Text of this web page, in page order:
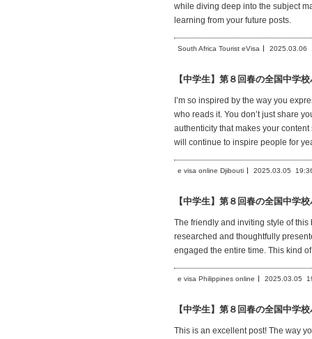
while diving deep into the subject
learning from your future posts.
South Africa Tourist eVisa 2025.03.06
【中学生】第８回春の全国中学
I’m so inspired by the way you
who reads it. You don’t just share
authenticity that makes your
will continue to inspire people for
e visa online Djibouti 2025.03.05
【中学生】第８回春の全国中学
The friendly and inviting style of this
researched and thoughtfully
engaged the entire time. This kind
e visa Philippines online 2025.03.05
【中学生】第８回春の全国中学
This is an excellent post! The way